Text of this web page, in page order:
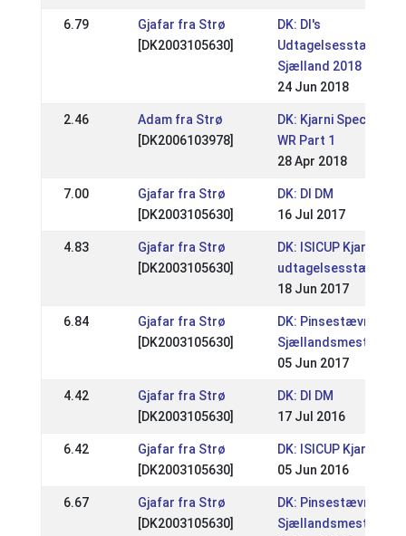
6.79
Gjafar fra Strø
[DK2003105630]
DK: DI's
Udtagelsesstævne
Sjælland 2018
24 Jun 2018
2.46
Adam fra Strø
[DK2006103978]
DK: Kjarni Special
WR Part 1
28 Apr 2018
7.00
Gjafar fra Strø
[DK2003105630]
DK: DI DM
16 Jul 2017
4.83
Gjafar fra Strø
[DK2003105630]
DK: ISICUP Kjarni DI
udtagelsesstævne
18 Jun 2017
6.84
Gjafar fra Strø
[DK2003105630]
DK: Pinsestævnet /
05 Jun 2017
4.42
Gjafar fra Strø
[DK2003105630]
DK: DI DM
17 Jul 2016
6.42
Gjafar fra Strø
[DK2003105630]
DK: ISICUP Kjarni
05 Jun 2016
6.67
Gjafar fra Strø
[DK2003105630]
DK: Pinsestævne /